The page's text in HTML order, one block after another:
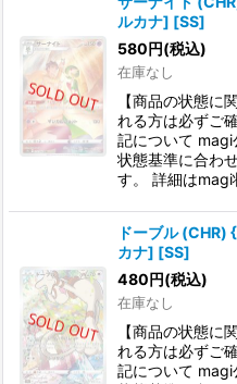
ルカナ] [SS]
580円(税込)
在庫なし
【商品の状態に
れる方は必ずご
記について magi
状態基準に合わ
す。 詳細は
ドーブル
カナ] [SS]
480円(税込)
在庫なし
【商品の状態に
れる方は必ずご
記について magi